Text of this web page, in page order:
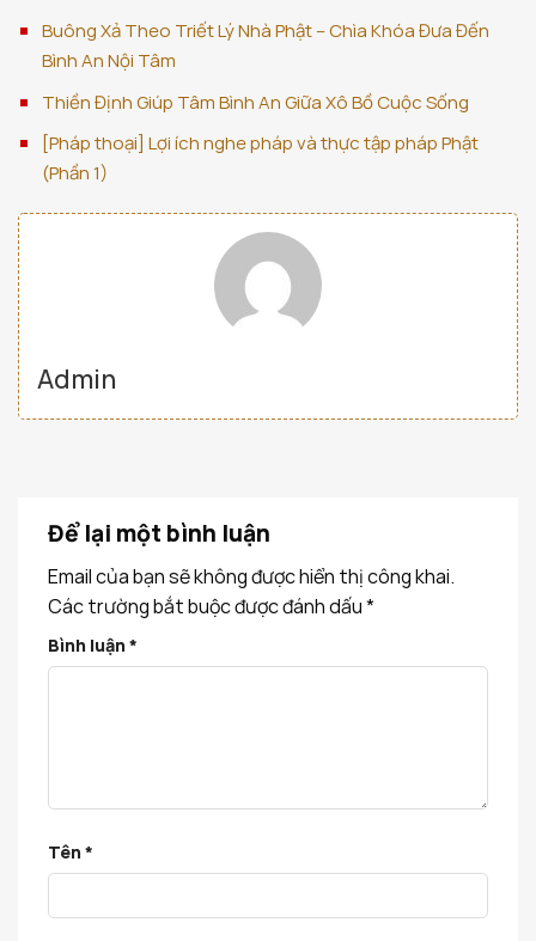
Buông Xả Theo Triết Lý Nhà Phật – Chìa Khóa Đưa Đến
Bình An Nội Tâm
Thiền Định Giúp Tâm Bình An Giữa Xô Bồ Cuộc Sống
[Pháp thoại] Lợi ích nghe pháp và thực tập pháp Phật
(Phần 1)
Admin
Để lại một bình luận
Email của bạn sẽ không được hiển thị công khai.
Các trường bắt buộc được đánh dấu*
Bình luận *
Tên *